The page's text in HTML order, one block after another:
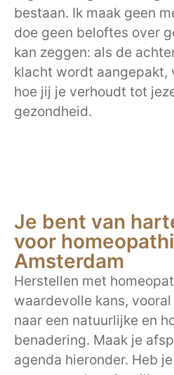
bestaan. Ik maak geen
doe geen beloftes over
kan zeggen: als de
klacht wordt aangepakt,
hoe jij je verhoudt tot
gezondheid.
Je bent van
voor
Amsterdam
Herstellen met
waardevolle kans,
naar een natuurlijke en
benadering. Maak je
agenda hieronder. Heb